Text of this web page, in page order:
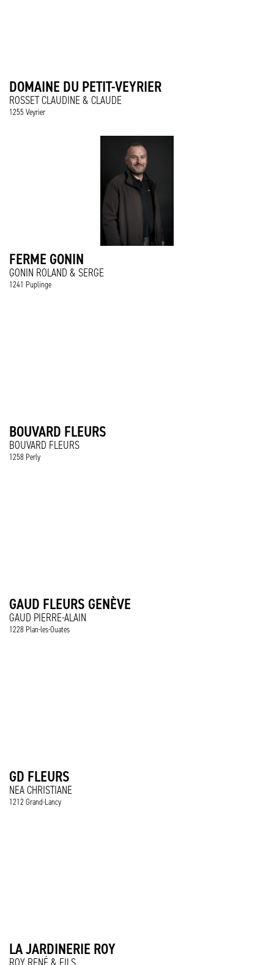
DOMAINE DU PETIT-VEYRIER
ROSSET CLAUDINE & CLAUDE
1255 Veyrier
FERME GONIN
GONIN ROLAND & SERGE
1241 Puplinge
BOUVARD FLEURS
BOUVARD FLEURS
1258 Perly
GAUD FLEURS GENÈVE
GAUD PIERRE-ALAIN
1228 Plan-les-Ouates
GD FLEURS
NEA CHRISTIANE
1212 Grand-Lancy
LA JARDINERIE ROY